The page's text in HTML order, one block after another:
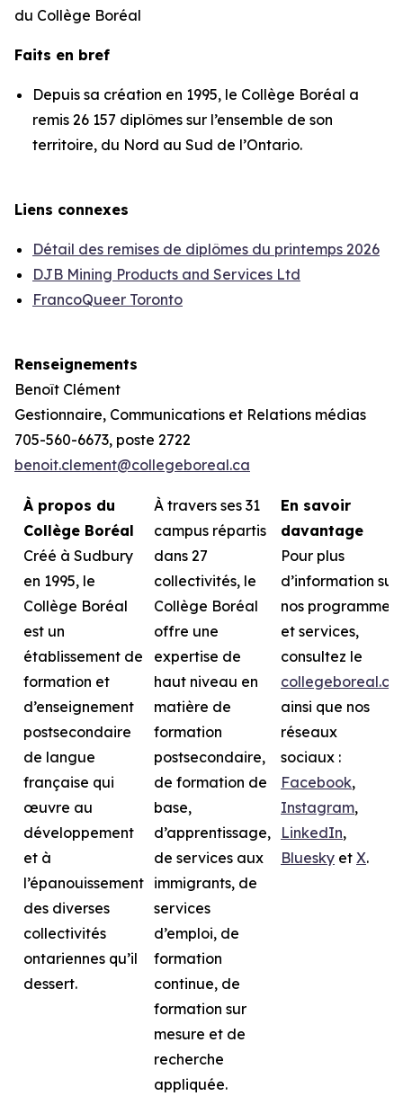
du Collège Boréal
Faits en bref
Depuis sa création en 1995, le Collège Boréal a
remis 26 157 diplômes sur l’ensemble de son
territoire, du Nord au Sud de l’Ontario.
Liens connexes
Détail des remises de diplômes du printemps 2026
DJB Mining Products and Services Ltd
FrancoQueer Toronto
Renseignements
Benoît Clément
Gestionnaire, Communications et Relations médias
705-560-6673, poste 2722
benoit.clement@collegeboreal.ca
À propos du
Collège Boréal
Créé à Sudbury
en 1995, le
Collège Boréal
est un
établissement de
formation et
d’enseignement
postsecondaire
de langue
française qui
œuvre au
développement
et à
l’épanouissement
des diverses
collectivités
ontariennes qu’il
dessert.
À travers ses 31
campus répartis
dans 27
collectivités, le
Collège Boréal
offre une
expertise de
haut niveau en
matière de
formation
postsecondaire,
de formation de
base,
d’apprentissage,
de services aux
immigrants, de
services
d’emploi, de
formation
continue, de
formation sur
mesure et de
recherche
appliquée.
En savoir
davantage
Pour plus
d’information sur
nos programmes
et services,
consultez le
collegeboreal.ca
ainsi que nos
réseaux
sociaux :
Facebook,
Instagram,
LinkedIn,
Bluesky et X.